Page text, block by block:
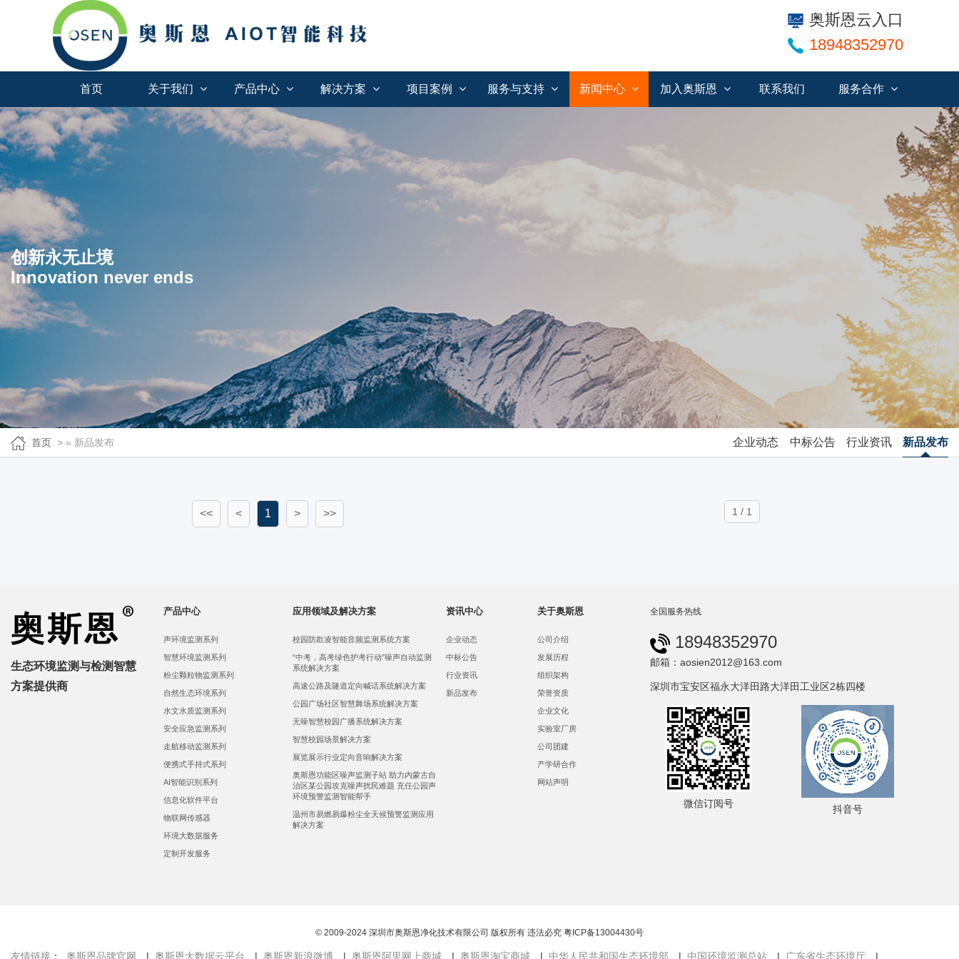
奥斯恩云入口
18948352970
首页 关于我们 产品中心 解决方案 项目案例 服务与支持 新闻中心 加入奥斯恩 联系我们 服务合作
创新永无止境
Innovation never ends
首页 > » 新品发布 企业动态 中标公告 行业资讯 新品发布
1 / 1
<< < 1 > >>
生态环境监测与检测智慧
方案提供商
产品中心
声环境监测系列
智慧环境监测系列
粉尘颗粒物监测系列
自然生态环境系列
水文水质监测系列
安全应急监测系列
走航移动监测系列
便携式手持式系列
AI智能识别系列
信息化软件平台
物联网传感器
环境大数据服务
定制开发服务
应用领域及解决方案
校园防欺凌智能音频监测系统方案
“中考，高考绿色护考行动”噪声自动监测
系统解决方案
高速公路及隧道定向喊话系统解决方案
公园广场社区智慧舞场系统解决方案
无噪智慧校园广播系统解决方案
智慧校园场景解决方案
展览展示行业定向音响解决方案
奥斯恩功能区噪声监测子站 助力内蒙古自
治区某公园攻克噪声扰民难题 充任公园声
环境预警监测智能帮手
温州市易燃易爆粉尘全天候预警监测应用
解决方案
资讯中心
企业动态
中标公告
行业资讯
新品发布
关于奥斯恩
公司介绍
发展历程
组织架构
荣誉资质
企业文化
实验室厂房
公司团建
产学研合作
网站声明
全国服务热线
18948352970
邮箱：aosien2012@163.com
深圳市宝安区福永大洋田路大洋田工业区2栋四楼
微信订阅号 抖音号
© 2009-2024 深圳市奥斯恩净化技术有限公司 版权所有 违法必究 粤ICP备13004430号
友情链接 ： 奥斯恩品牌官网 | 奥斯恩大数据云平台 | 奥斯恩新浪微博 | 奥斯恩阿里网上商城 | 奥斯恩淘宝商城 | 中华人民共和国生态环境部 | 中国环境监测总站 | 广东省生态环境厅 |